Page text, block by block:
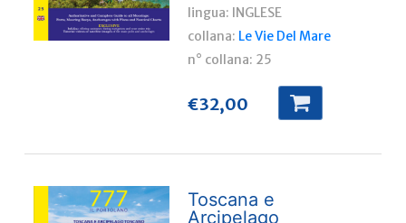
lingua: INGLESE
collana: Le Vie Del Mare
n° collana: 25
€32,00
Toscana e
Arcipelago